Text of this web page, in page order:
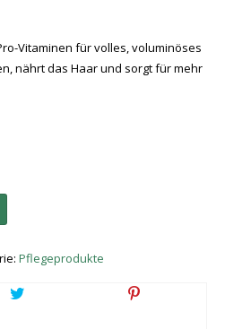
Vitaminen für volles, voluminöses
nährt das Haar und sorgt für mehr
Pflegeprodukte